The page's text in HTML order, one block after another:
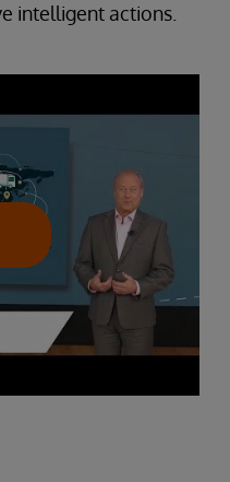
intelligent actions.